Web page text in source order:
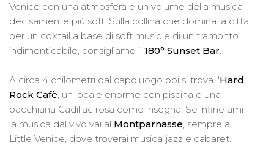
Venice con una atmosfera e un volume della musica
decisamente più soft. Sulla collina che domina la città,
per un coktail a base di soft music e di un tramonto
indimenticabile, consigliamo il 180° Sunset Bar.
A circa 4 chilometri dal capoluogo poi si trova l'Hard
Rock Cafè, un locale enorme con piscina e una
pacchiana Cadillac rosa come insegna. Se infine ami
la musica dal vivo vai al Montparnasse, sempre a
Little Venice, dove troverai musica jazz e cabaret.